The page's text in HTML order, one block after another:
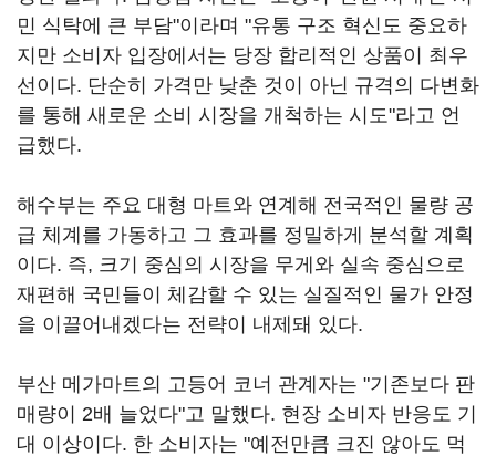
민 식탁에 큰 부담"이라며 "유통 구조 혁신도 중요하
지만 소비자 입장에서는 당장 합리적인 상품이 최우
선이다. 단순히 가격만 낮춘 것이 아닌 규격의 다변화
를 통해 새로운 소비 시장을 개척하는 시도"라고 언
급했다.
해수부는 주요 대형 마트와 연계해 전국적인 물량 공
급 체계를 가동하고 그 효과를 정밀하게 분석할 계획
이다. 즉, 크기 중심의 시장을 무게와 실속 중심으로
재편해 국민들이 체감할 수 있는 실질적인 물가 안정
을 이끌어내겠다는 전략이 내제돼 있다.
부산 메가마트의 고등어 코너 관계자는 "기존보다 판
매량이 2배 늘었다"고 말했다. 현장 소비자 반응도 기
대 이상이다. 한 소비자는 "예전만큼 크진 않아도 먹